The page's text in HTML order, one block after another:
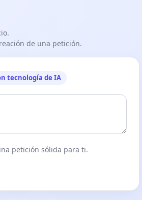
de una petición.
tecnología de IA
petición sólida para ti.